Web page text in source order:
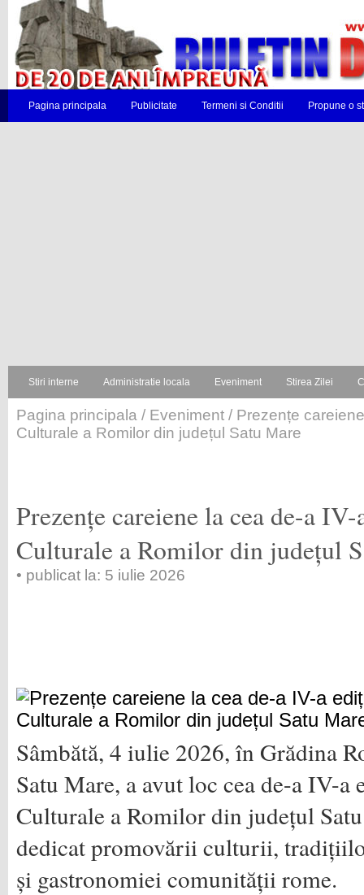
Pagina principala Publicitate Termeni si Conditii Propune o
Stiri interne Administratie locala Eveniment Stirea Zilei
Pagina principala / Eveniment / Prezențe
Culturale a Romilor din județul Satu Mare
Prezențe careiene la cea de-a
Culturale a Romilor din județul
• publicat la: 5 iulie 2026
Sâmbătă, 4 iulie 2026, în Grădina
Satu Mare, a avut loc cea de-a IV-a
Culturale a Romilor din județul
dedicat promovării culturii,
și gastronomiei comunității rome.